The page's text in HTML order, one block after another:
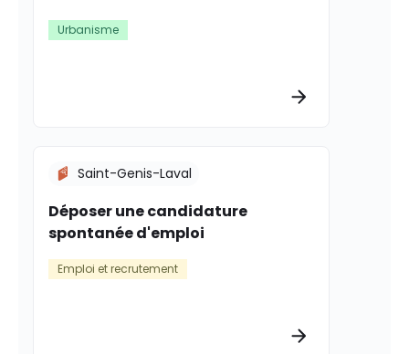
Urbanisme
Déposer une candidature
spontanée d'emploi
Saint-Genis-Laval
Emploi et recrutement